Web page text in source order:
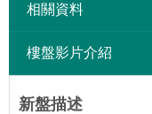
相關資料
樓盤影片介紹
新盤描述